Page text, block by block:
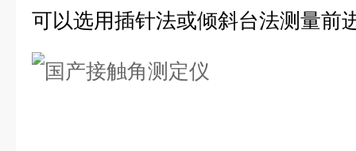
可以选用插针法或倾斜台法测量前